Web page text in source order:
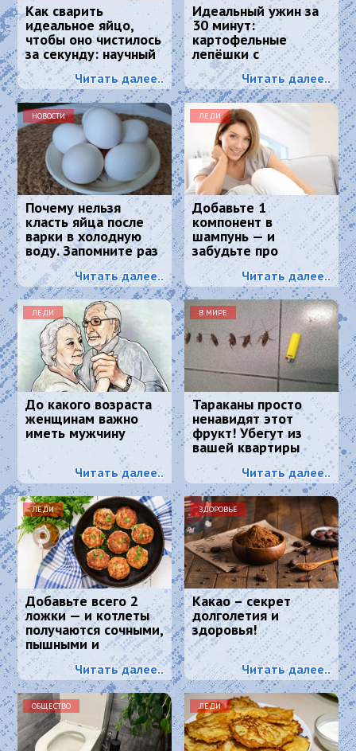
Как сварить
идеальное яйцо,
чтобы оно чистилось
за секунду: научный
метод, основанный
на физикеЧитать далее..
Идеальный ужин за
30 минут:
картофельные
лепёшки с
хрустящей корочкой
и тягучим сыром
Читать далее..
НОВОСТИ
Почему нельзя
класть яйца после
варки в холодную
воду. Запомните раз
и навсегда
Читать далее..
ЛЕДИ
Добавьте 1
компонент в
шампунь — и
забудьте про
седину: к колористу
идти больше не
нужно
Читать далее..
ЛЕДИ
До какого возраста
женщинам важно
иметь мужчину
Читать далее..
В МИРЕ
Тараканы просто
ненавидят этот
фрукт! Убегут из
вашей квартиры
навсегда
Читать далее..
ЛЕДИ
Добавьте всего 2
ложки — и котлеты
получаются сочными,
пышными и
вкусными:
кулинарный секрет
Читать далее..
ЗДОРОВЬЕ
Какао – секрет
долголетия и
здоровья!
Читать далее..
ОБЩЕСТВО ЛЕДИ